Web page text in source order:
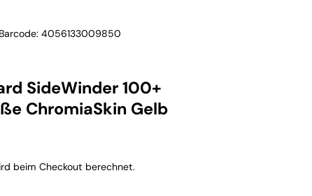
Barcode: 4056133009850
SideWinder 100+
ChromiaSkin Gelb
beim Checkout berechnet.